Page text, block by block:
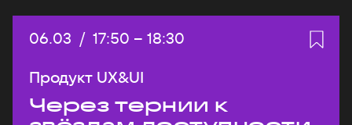
Дата:
06.03 / Начало:
17:50 – Конец:
18:30
Продукт UX&UI
Через тернии к